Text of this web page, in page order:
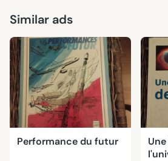
Similar ads
Performance du futur